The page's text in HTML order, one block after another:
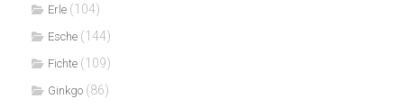
Erle (104)
Esche (144)
Fichte (109)
Ginkgo (86)